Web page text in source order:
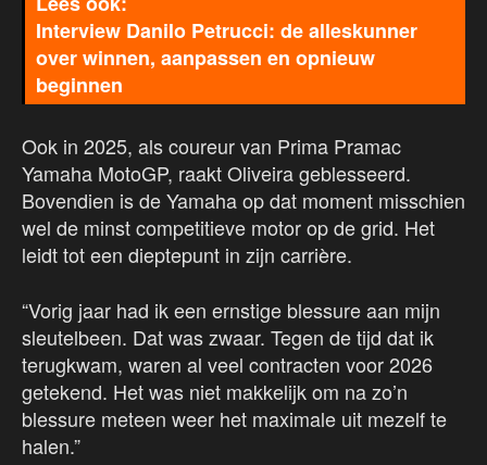
Interview Danilo Petrucci: de alleskunner
over winnen, aanpassen en opnieuw
beginnen
Ook in 2025, als coureur van Prima Pramac
Yamaha MotoGP, raakt Oliveira geblesseerd.
Bovendien is de Yamaha op dat moment misschien
wel de minst competitieve motor op de grid. Het
leidt tot een dieptepunt in zijn carrière.
“Vorig jaar had ik een ernstige blessure aan mijn
sleutelbeen. Dat was zwaar. Tegen de tijd dat ik
terugkwam, waren al veel contracten voor 2026
getekend. Het was niet makkelijk om na zo’n
blessure meteen weer het maximale uit mezelf te
halen.”